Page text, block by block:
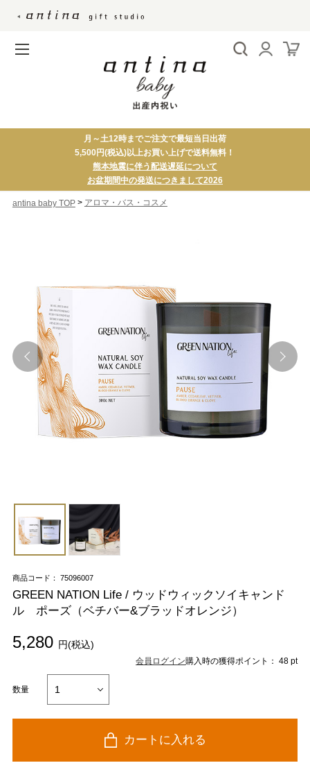
月～土12時までご注文で最短当日出荷
5,500円(税込)以上お買い上げで送料無料！
熊本地震に伴う配送遅延について
お盆期間中の発送につきまして2026
antina baby TOP> アロマ・バス・コスメ
商品コード： 75096007
GREEN NATION Life / ウッドウィックソイキャンド
ル ポーズ（ベチバー&ブラッドオレンジ）
5,280 円(税込)
会員ログイン購入時の獲得ポイント： 48 pt
数量
カートに入れる